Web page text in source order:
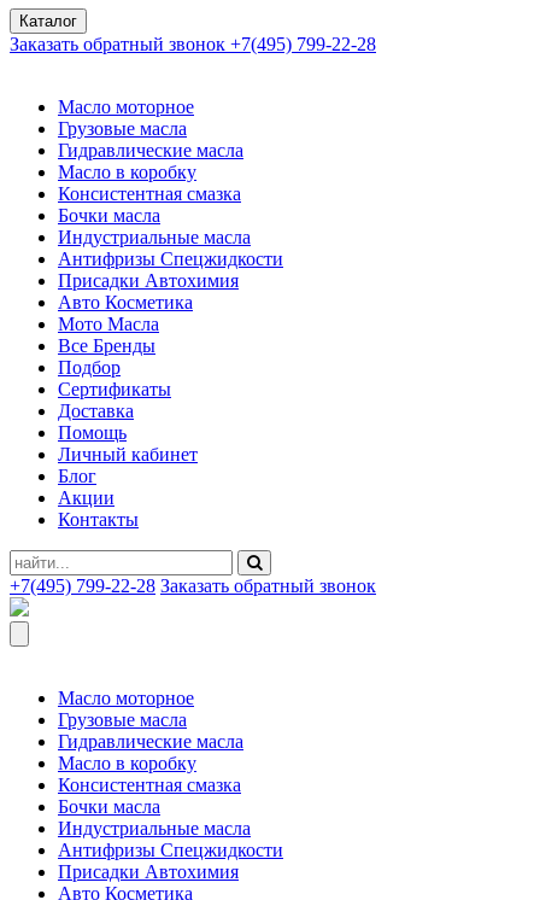
Каталог
Заказать обратный звонок +7(495) 799-22-28
Масло моторное
Грузовые масла
Гидравлические масла
Масло в коробку
Консистентная смазка
Бочки масла
Индустриальные масла
Антифризы Спецжидкости
Присадки Автохимия
Авто Косметика
Мото Масла
Все Бренды
Подбор
Сертификаты
Доставка
Помощь
Личный кабинет
Блог
Акции
Контакты
+7(495) 799-22-28 Заказать обратный звонок
Масло моторное
Грузовые масла
Гидравлические масла
Масло в коробку
Консистентная смазка
Бочки масла
Индустриальные масла
Антифризы Спецжидкости
Присадки Автохимия
Авто Косметика